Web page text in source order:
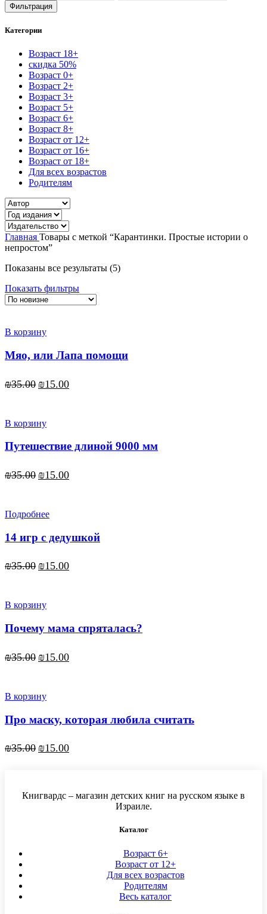
цена
цена
Фильтрация
Категории
Возраст 18+
скидка 50%
Возраст 0+
Возраст 2+
Возраст 3+
Возраст 5+
Возраст 6+
Возраст 8+
Возраст от 12+
Возраст от 16+
Возраст от 18+
Для всех возрастов
Родителям
Главная Товары с меткой “Карантинки. Простые истории о
непростом”
Показаны все результаты (5)Сортировка:
Показать фильтры
В корзину
Мяо, или Лапа помощи
₪35.00 Первоначальная
₪15.00Текущая
В корзину
Путешествие длиной 9000 мм
₪35.00 Первоначальная
₪15.00Текущая
Подробнее
14 игр с дедушкой
₪35.00 Первоначальная
₪15.00Текущая
В корзину
Почему мама спряталась?
₪35.00 Первоначальная
₪15.00Текущая
В корзину
Про маску, которая любила считать
₪35.00 Первоначальная
₪15.00Текущая
Книгвардс – магазин детских книг на русском языке в
Израиле.
Каталог
Возраст 6+
Возраст от 12+
Для всех возрастов
Родителям
Весь каталог